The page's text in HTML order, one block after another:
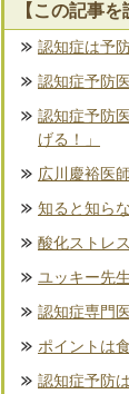
【この記事
認知症は予
認知症予防
認知症予防
げる！」
広川慶裕医
知ると知ら
酸化ストレ
ユッキー先
認知症専門
ポイントは
認知症予防